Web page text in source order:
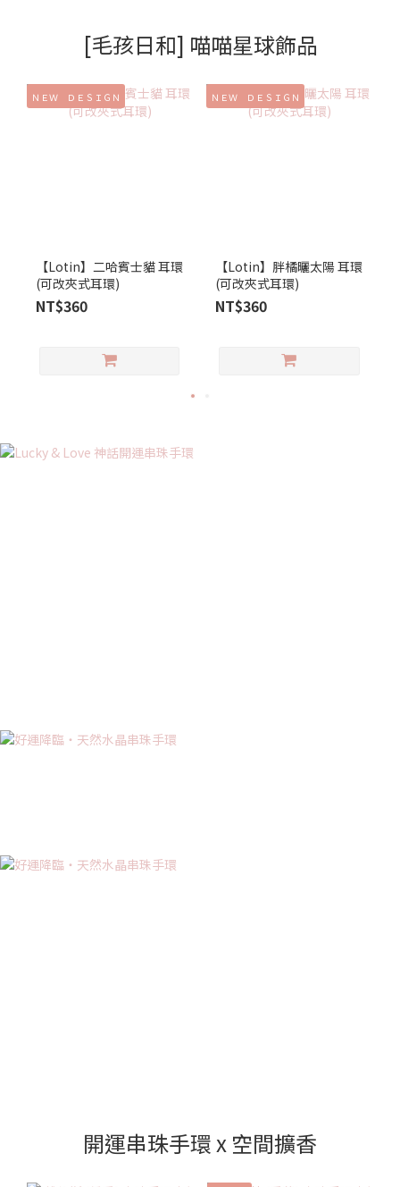
[毛孩日和] 喵喵星球飾品
ＮＥＷ ＤＥＳＩＧＮ
【Lotin】二哈賓士貓 耳環
(可改夾式耳環)
NT$360
ＮＥＷ ＤＥＳＩＧＮ
【Lotin】胖橘曬太陽 耳環
(可改夾式耳環)
NT$360
開運串珠手環 x 空間擴香